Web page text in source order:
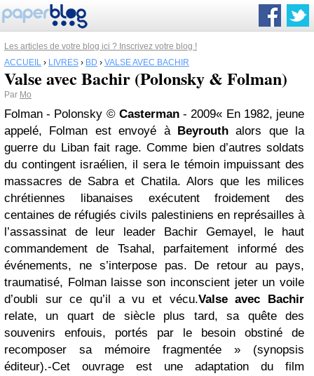
Les articles de votre blog ici ? Inscrivez votre blog !
ACCUEIL › LIVRES › BD › VALSE AVEC BACHIR
Valse avec Bachir (Polonsky & Folman)
Par Mo
Folman - Polonsky © Casterman- 2009« En 1982, jeune
appelé, Folman est envoyé à Beyrouthalors que la
guerre du Liban fait rage. Comme bien d’autres soldats
du contingent israélien, il sera le témoin impuissant des
massacres de Sabra et Chatila. Alors que les milices
chrétiennes libanaises exécutent froidement des
centaines de réfugiés civils palestiniens en représailles à
l’assassinat de leur leader Bachir Gemayel, le haut
commandement de Tsahal, parfaitement informé des
événements, ne s’interpose pas. De retour au pays,
traumatisé, Folman laisse son inconscient jeter un voile
d’oubli sur ce qu’il a vu et vécu.Valse avec Bachir
relate, un quart de siècle plus tard, sa quête des
souvenirs enfouis, portés par le besoin obstiné de
recomposer sa mémoire fragmentée » (synopsis
éditeur).-Cet ouvrage est une adaptation du film